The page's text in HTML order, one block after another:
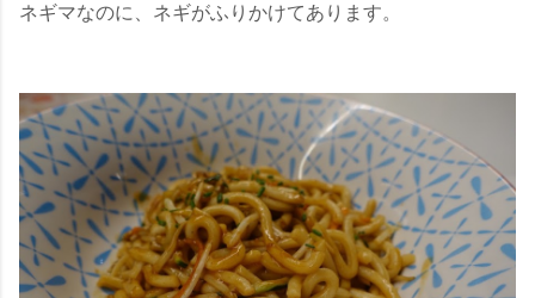
ネギマなのに、ネギがふりかけてあります。